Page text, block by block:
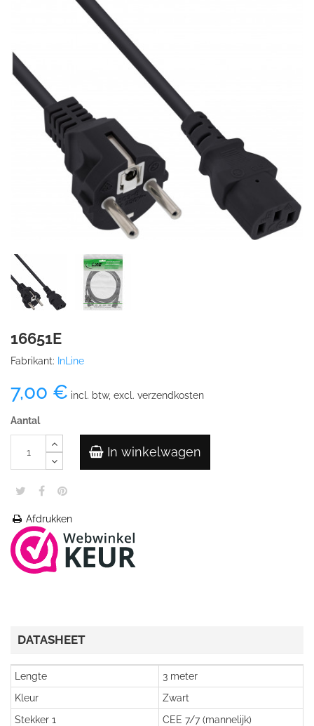
16651E
Fabrikant: InLine
7,00 € incl. btw, excl. verzendkosten
Aantal
In winkelwagen
Afdrukken
DATASHEET
Lengte
3 meter
Kleur
Zwart
Stekker 1
CEE 7/7 (mannelijk)